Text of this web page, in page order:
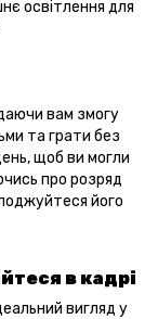
освітлення для
вам змогу
та грати без
щоб ви могли
про розряд
його
в кадрі
вигляд у